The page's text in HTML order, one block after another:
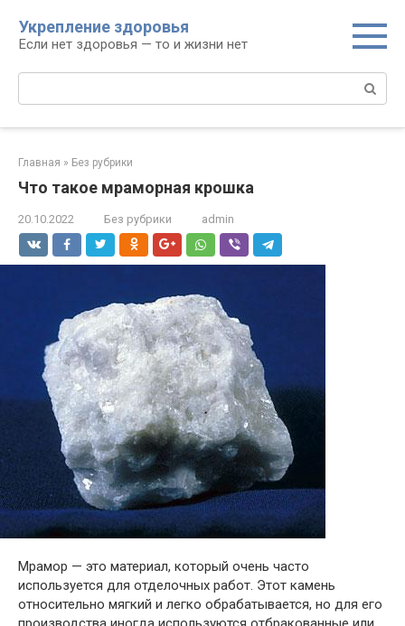
контенту
Укрепление здоровья
Если нет здоровья — то и жизни нет
Поиск:
Главная » Без рубрики
Что такое мраморная крошка
20.10.2022 Без рубрики admin
Мрамор — это материал, который очень часто
используется для отделочных работ. Этот камень
относительно мягкий и легко обрабатывается, но для его